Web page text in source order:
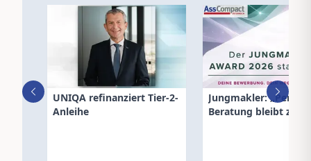
UNIQA refinanziert Tier-2-
Anleihe
Jungmakler:
Beratung bleibt